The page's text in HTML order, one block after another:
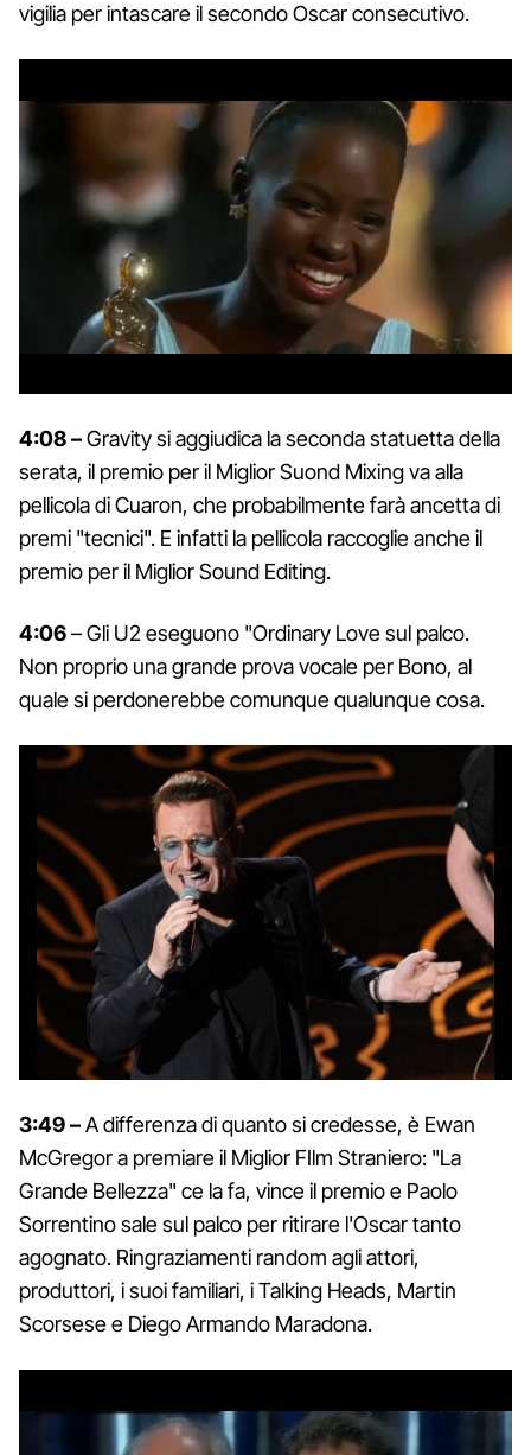
vigilia per intascare il secondo Oscar consecutivo.
4:08 –Gravity si aggiudica la seconda statuetta della
serata, il premio per il Miglior Suond Mixing va alla
pellicola di Cuaron, che probabilmente farà ancetta di
premi "tecnici". E infatti la pellicola raccoglie anche il
premio per il Miglior Sound Editing.
4:06– Gli U2 eseguono "Ordinary Love sul palco.
Non proprio una grande prova vocale per Bono, al
quale si perdonerebbe comunque qualunque cosa.
3:49 –A differenza di quanto si credesse, è Ewan
McGregor a premiare il Miglior FIlm Straniero: "La
Grande Bellezza" ce la fa, vince il premio e Paolo
Sorrentino sale sul palco per ritirare l'Oscar tanto
agognato. Ringraziamenti random agli attori,
produttori, i suoi familiari, i Talking Heads, Martin
Scorsese e Diego Armando Maradona.